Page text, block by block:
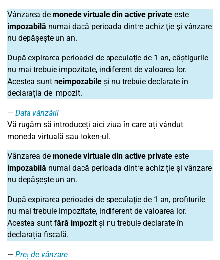
Vânzarea de monede virtuale din active private este
impozabilă numai dacă perioada dintre achiziție și vânzare
nu depășește un an.
După expirarea perioadei de speculație de 1 an, câștigurile
nu mai trebuie impozitate, indiferent de valoarea lor.
Acestea sunt neimpozabile și nu trebuie declarate în
declarația de impozit.
Data vânzării
Vă rugăm să introduceți aici ziua în care ați vândut
moneda virtuală sau token-ul.
Vânzarea de monede virtuale din active private este
impozabilă numai dacă perioada dintre achiziție și vânzare
nu depășește un an.
După expirarea perioadei de speculație de 1 an, profiturile
nu mai trebuie impozitate, indiferent de valoarea lor.
Acestea sunt fără impozitși nu trebuie declarate în
declarația fiscală.
Preț de vânzare